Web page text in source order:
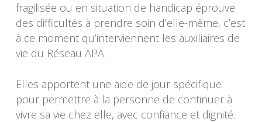
fragilisée ou en situation de handicap éprouve
des difficultés à prendre soin d’elle-même, c’est
à ce moment qu’interviennent les auxiliaires de
vie du Réseau APA.
Elles apportent une aide de jour spécifique
pour permettre à la personne de continuer à
vivre sa vie chez elle, avec confiance et dignité.